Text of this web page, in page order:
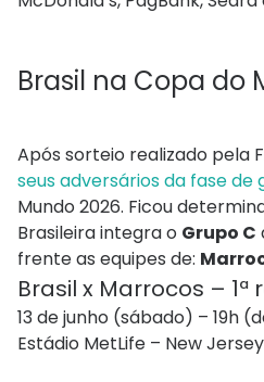
Brasil na Copa do
Após sorteio realizado pela
seus adversários da fase de
Mundo 2026. Ficou
Brasileira integra o Grupo C
frente as equipes de:
Brasil x Marrocos – 1ª
13 de junho (sábado) – 19h
Estádio MetLife – New